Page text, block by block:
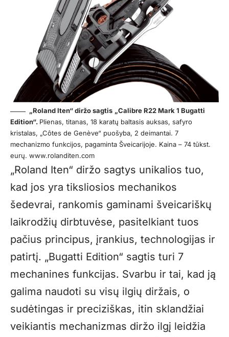
„Roland Iten“ diržo sagtis „Calibre R22 Mark 1 Bugatti
Edition“. Plienas, titanas, 18 karatų baltasis auksas, safyro
kristalas, „Côtes de Genève“ puošyba, 2 deimantai. 7
mechanizmo funkcijos, pagaminta Šveicarijoje. Kaina – 74 tūkst.
eurų. www.rolanditen.com
„Roland Iten“ diržo sagtys unikalios tuo,
kad jos yra tiksliosios mechanikos
šedevrai, rankomis gaminami šveicariškų
laikrodžių dirbtuvėse, pasitelkiant tuos
pačius principus, įrankius, technologijas ir
patirtį. „Bugatti Edition“ sagtis turi 7
mechanines funkcijas. Svarbu ir tai, kad ją
galima naudoti su visų ilgių diržais, o
sudėtingas ir preciziškas, itin sklandžiai
veikiantis mechanizmas diržo ilgį leidžia